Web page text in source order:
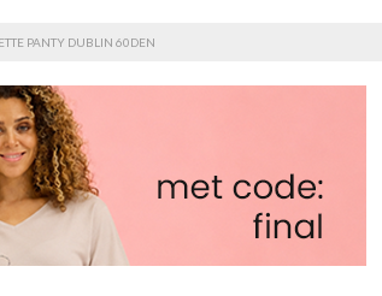
PANTY DUBLIN 60DEN